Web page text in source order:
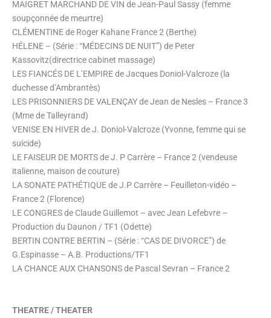
MAIGRET MARCHAND DE VIN de Jean-Paul Sassy (femme
soupçonnée de meurtre)
CLÉMENTINE de Roger Kahane France 2 (Berthe)
HÉLENE – (Série : “MÉDECINS DE NUIT”) de Peter
Kassovitz(directrice cabinet massage)
LES FIANCÉS DE L’EMPIRE de Jacques Doniol-Valcroze (la
duchesse d’Ambrantès)
LES PRISONNIERS DE VALENÇAY de Jean de Nesles – France 3
(Mme de Talleyrand)
VENISE EN HIVER de J. Doniol-Valcroze (Yvonne, femme qui se
suicide)
LE FAISEUR DE MORTS de J. P Carrère – France 2 (vendeuse
italienne, maison de couture)
LA SONATE PATHÉTIQUE de J.P Carrère – Feuilleton-vidéo –
France 2 (Florence)
LE CONGRES de Claude Guillemot – avec Jean Lefebvre –
Production du Daunon / TF1 (Odette)
BERTIN CONTRE BERTIN – (Série : “CAS DE DIVORCE”) de
G.Espinasse – A.B. Productions/TF1
LA CHANCE AUX CHANSONS de Pascal Sevran – France 2
THEATRE / THEATER